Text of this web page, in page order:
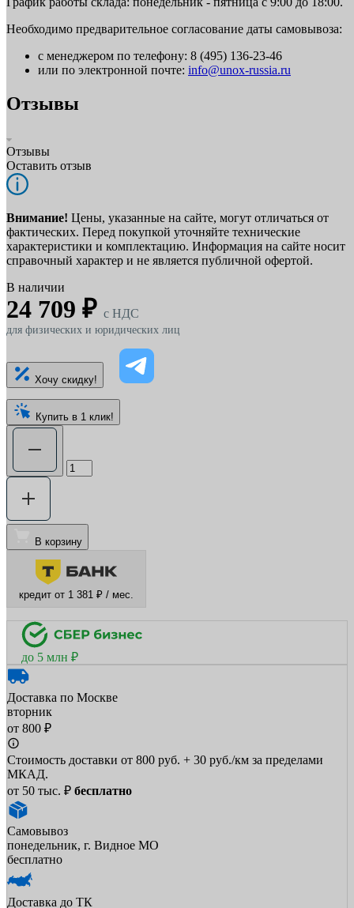
Необходимо предварительное согласование даты самовывоза:
с менеджером по телефону: 8 (495) 136-23-46
или по электронной почте: info@unox-russia.ru
Отзывы
Отзывы
Оставить отзыв
Внимание! Цены, указанные на сайте, могут отличаться от
фактических. Перед покупкой уточняйте технические
характеристики и комплектацию. Информация на сайте носит
справочный характер и не является публичной офертой.
В наличии
24 709 ₽ c НДС
для физических и юридических лиц
Хочу скидку!
Купить в 1 клик!
В корзину
кредит от 1 381 ₽ / мес.
до 5 млн ₽
Доставка по Москве
вторник
от 800 ₽
Стоимость доставки от 800 руб. + 30 руб./км за пределами
МКАД.
от 50 тыс. ₽ бесплатно
Самовывоз
понедельник, г. Видное МО
бесплатно
Доставка до ТК